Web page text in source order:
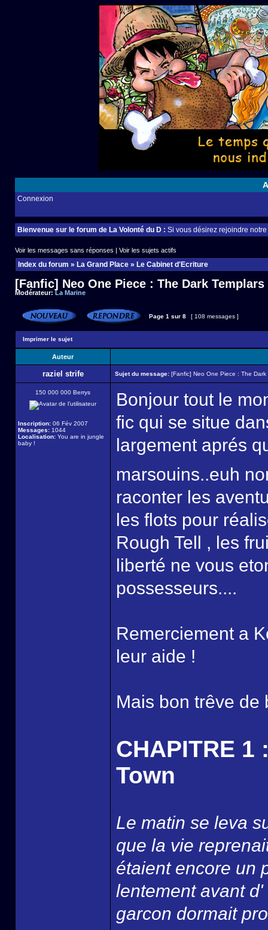
Connexion
Bienvenue sur le forum de La Volonté du D : Si vous désirez rejoindre
Voir les messages sans réponses | Voir les sujets actifs
Index du forum » La Grand Place » Le Cabinet d'Ecriture
[Fanfic] Neo One Piece : The Dark
Modérateur:La Marine
Page 1 sur 8 [ 108 messages ]
Imprimer le sujet
Auteur
raziel strife Sujet du message: [Fanfic] Neo One Piece : The Dark
150 000 000 Berrys
Inscription: 06 Fév 2007
Messages: 1044
Localisation: You are in jungle
baby !
Bonjour tout le
fic qui se situe
largement aprés
marsouins..euh
raconter les
les flots pour
Rough Tell , les
liberté ne vous
possesseurs....
Remerciement a
leur aide !
Mais bon trêve de
CHAPITRE
Town
Le matin se leva
que la vie
étaient encore un
lentement avant
garcon dormait